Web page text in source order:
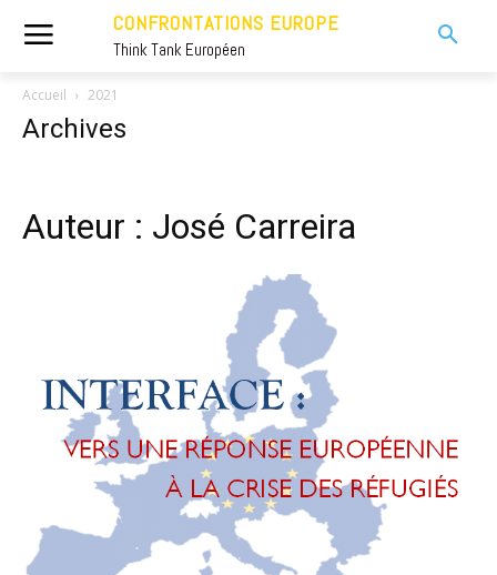
CONFRONTATIONS EUROPE
Think Tank Européen
Accueil 2021
Archives
Auteur : José Carreira